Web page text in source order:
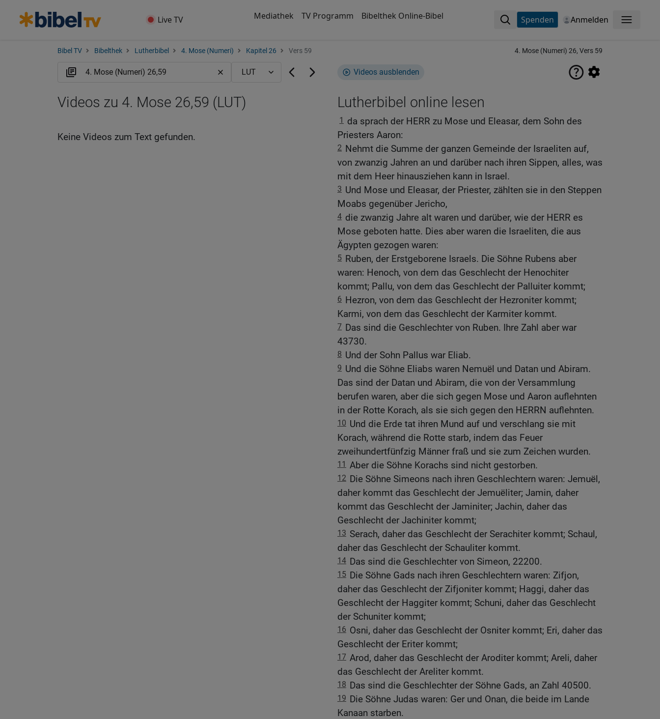
Live TV Mediathek TV Programm Bibelthek Online-Bibel Spenden Anmelden Menü
Bibel TV Bibelthek Lutherbibel 4. Mose (Numeri) Kapitel 26 Vers 59 4. Mose (Numeri) 26, Vers 59
Videos ausblenden
Lutherbibel online lesen
1 da sprach der HERR zu Mose und Eleasar, dem Sohn des
Priesters Aaron:
2 Nehmt die Summe der ganzen Gemeinde der Israeliten auf,
von zwanzig Jahren an und darüber nach ihren Sippen, alles, was
mit dem Heer hinausziehen kann in Israel.
3 Und Mose und Eleasar, der Priester, zählten sie in den Steppen
Moabs gegenüber Jericho,
4 die zwanzig Jahre alt waren und darüber, wie der HERR es
Mose geboten hatte. Dies aber waren die Israeliten, die aus
Ägypten gezogen waren:
5 Ruben, der Erstgeborene Israels. Die Söhne Rubens aber
waren: Henoch, von dem das Geschlecht der Henochiter
kommt; Pallu, von dem das Geschlecht der Palluiter kommt;
6 Hezron, von dem das Geschlecht der Hezroniter kommt;
Karmi, von dem das Geschlecht der Karmiter kommt.
7 Das sind die Geschlechter von Ruben. Ihre Zahl aber war
43730.
8 Und der Sohn Pallus war Eliab.
9 Und die Söhne Eliabs waren Nemuël und Datan und Abiram.
Das sind der Datan und Abiram, die von der Versammlung
berufen waren, aber die sich gegen Mose und Aaron auflehnten
in der Rotte Korach, als sie sich gegen den HERRN auflehnten.
10 Und die Erde tat ihren Mund auf und verschlang sie mit
Korach, während die Rotte starb, indem das Feuer
zweihundertfünfzig Männer fraß und sie zum Zeichen wurden.
11 Aber die Söhne Korachs sind nicht gestorben.
12 Die Söhne Simeons nach ihren Geschlechtern waren: Jemuël,
daher kommt das Geschlecht der Jemuëliter; Jamin, daher
kommt das Geschlecht der Jaminiter; Jachin, daher das
Geschlecht der Jachiniter kommt;
13 Serach, daher das Geschlecht der Serachiter kommt; Schaul,
daher das Geschlecht der Schauliter kommt.
14 Das sind die Geschlechter von Simeon, 22200.
15 Die Söhne Gads nach ihren Geschlechtern waren: Zifjon,
daher das Geschlecht der Zifjoniter kommt; Haggi, daher das
Geschlecht der Haggiter kommt; Schuni, daher das Geschlecht
der Schuniter kommt;
16 Osni, daher das Geschlecht der Osniter kommt; Eri, daher das
Geschlecht der Eriter kommt;
17 Arod, daher das Geschlecht der Aroditer kommt; Areli, daher
das Geschlecht der Areliter kommt.
18 Das sind die Geschlechter der Söhne Gads, an Zahl 40500.
19 Die Söhne Judas waren: Ger und Onan, die beide im Lande
Kanaan starben.
Videos zu 4. Mose 26,59 (LUT)
Keine Videos zum Text gefunden.